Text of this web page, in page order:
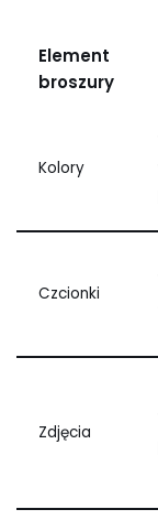
Element
broszury
Kolory
Czcionki
Zdjęcia